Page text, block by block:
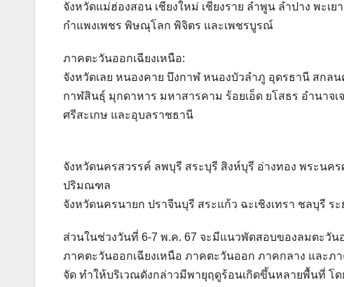
จังหวัดแม่ฮ่องสอน เชียงใหม่ เชียงราย ลำพูน ลำปาง พะเ
กำแพงเพชร พิษณุโลก พิจิตร และเพชรบูรณ์
ภาคตะวันออกเฉียงเหนือ:
จังหวัดเลย หนองคาย บึงกาฬ หนองบัวลำภู อุดรธานี สก
กาฬสินธุ์ มุกดาหาร มหาสารคาม ร้อยเอ็ด ยโสธร อำนาจ
ศรีสะเกษ และอุบลราชธานี
จังหวัดนครสวรรค์ ลพบุรี สระบุรี สิงห์บุรี อ่างทอง พระน
ปริมณฑล
จังหวัดนครนายก ปราจีนบุรี สระแก้ว ฉะเชิงเทรา ชลบุรี ร
ส่วนในช่วงวันที่ 6-7 พ.ค. 67 จะมีแนวพัดสอบของลมตะวั
ภาคตะวันออกเฉียงเหนือ ภาคตะวันออก ภาคกลาง และ
จัด ทำให้บริเวณดังกล่าวมีพายุฤดูร้อนเกิดขึ้นหลายพื้นที่